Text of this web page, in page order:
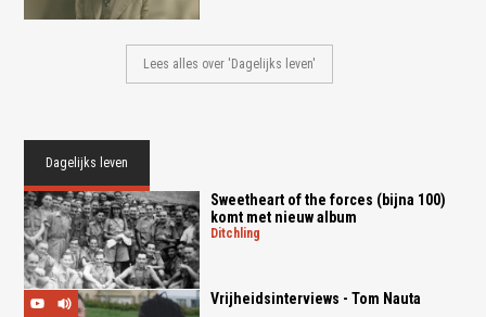
Lees alles over 'Dagelijks leven'
Dagelijks leven
Sweetheart of the forces (bijna 100)
komt met nieuw album
ditchling
Vrijheidsinterviews - Tom Nauta